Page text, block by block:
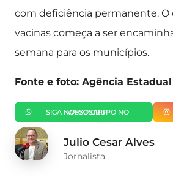
com deficiência permanente.
vacinas começa a ser
semana para os municípios.
Fonte e foto: Agência
SIGA NOSSO GRUPO NO WHATSAPP
Julio Cesar Alves
Jornalista